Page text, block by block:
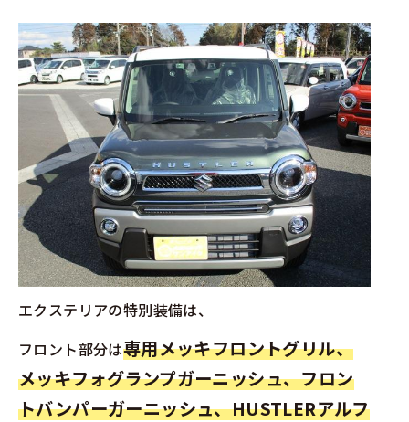
エクステリアの特別装備は、
フロント部分は専用メッキフロントグリル、
メッキフォグランプガーニッシュ、フロン
トバンパーガーニッシュ、HUSTLERアルフ